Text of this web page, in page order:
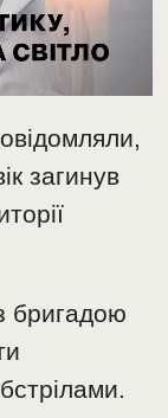
загинув
бригадою